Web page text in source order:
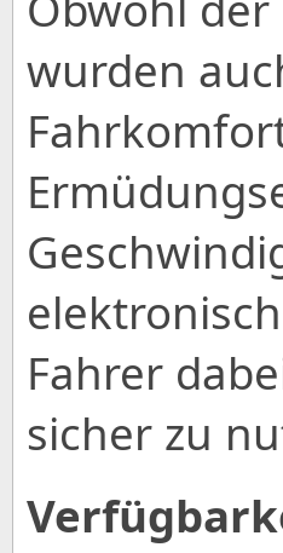
wurden
Fahrer
sicher zu